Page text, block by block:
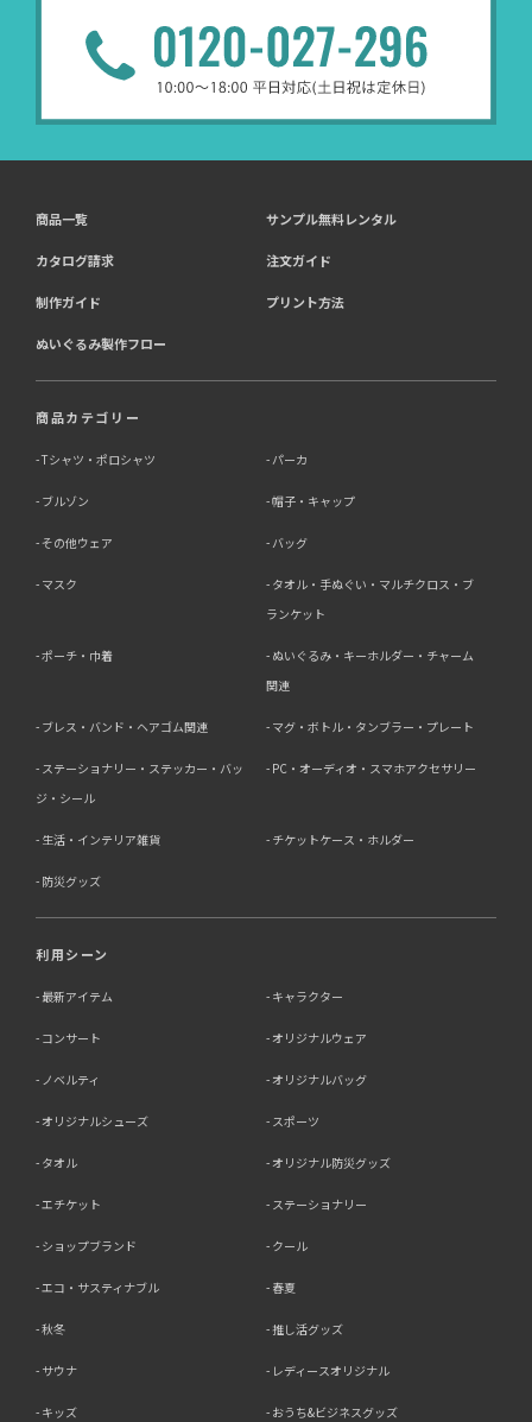
商品一覧 サンプル無料レンタル
カタログ請求 注文ガイド
制作ガイド プリント方法
ぬいぐるみ製作フロー
商品カテゴリー
Tシャツ・ポロシャツ パーカ
ブルゾン 帽子・キャップ
その他ウェア バッグ
マスク
タオル・手ぬぐい・マルチクロス・ブ
ランケット
ポーチ・巾着
ぬいぐるみ・キーホルダー・チャーム
関連
ブレス・バンド・ヘアゴム関連 マグ・ボトル・タンブラー・プレート
ステーショナリー・ステッカー・バッ
ジ・シール
PC・オーディオ・スマホアクセサリー
生活・インテリア雑貨 チケットケース・ホルダー
防災グッズ
利用シーン
最新アイテム キャラクター
コンサート オリジナルウェア
ノベルティ オリジナルバッグ
オリジナルシューズ スポーツ
タオル オリジナル防災グッズ
エチケット ステーショナリー
ショップブランド クール
エコ・サスティナブル 春夏
秋冬 推し活グッズ
サウナ レディースオリジナル
キッズ おうち&ビジネスグッズ